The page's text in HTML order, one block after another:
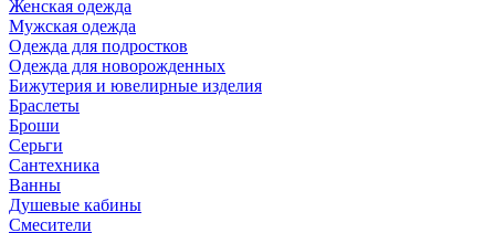
Женская одежда
Мужская одежда
Одежда для подростков
Одежда для новорожденных
Бижутерия и ювелирные изделия
Браслеты
Броши
Серьги
Сантехника
Ванны
Душевые кабины
Смесители